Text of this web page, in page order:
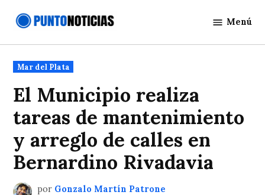
Noticias
Menú
Publicado
en
Mar del Plata
El Municipio realiza
tareas de mantenimiento
y arreglo de calles en
Bernardino Rivadavia
por Gonzalo Martín Patrone